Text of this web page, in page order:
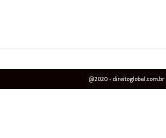
@2020 - direitoglobal.com.br